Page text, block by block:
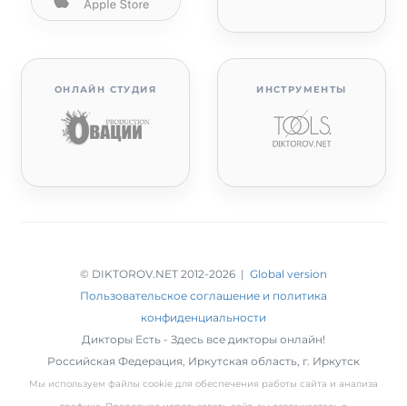
ОНЛАЙН СТУДИЯ ИНСТРУМЕНТЫ
© DIKTOROV.NET 2012-2026 | Global version
Пользовательское соглашение и политика
конфиденциальности
Дикторы Есть - Здесь все дикторы онлайн!
Российская Федерация, Иркутская область, г. Иркутск
Мы используем файлы cookie для обеспечения работы сайта и анализа